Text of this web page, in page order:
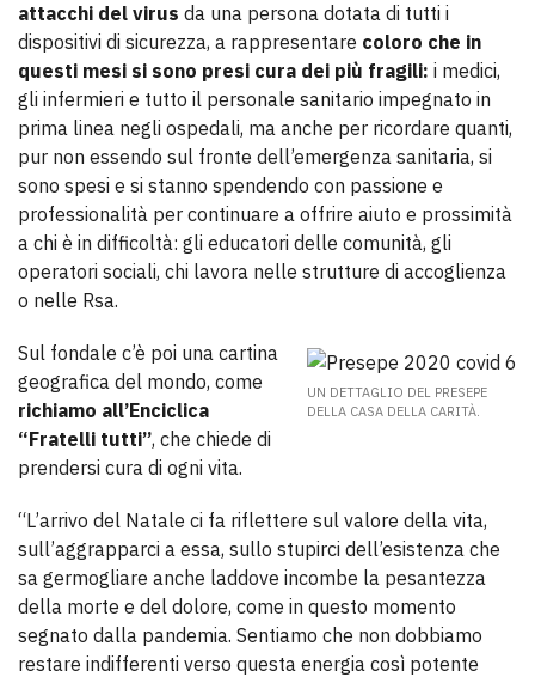
attacchi del virus da una persona dotata di tutti i
dispositivi di sicurezza, a rappresentare coloro che in
questi mesi si sono presi cura dei più fragili: i medici,
gli infermieri e tutto il personale sanitario impegnato in
prima linea negli ospedali, ma anche per ricordare quanti,
pur non essendo sul fronte dell’emergenza sanitaria, si
sono spesi e si stanno spendendo con passione e
professionalità per continuare a offrire aiuto e prossimità
a chi è in difficoltà: gli educatori delle comunità, gli
operatori sociali, chi lavora nelle strutture di accoglienza
o nelle Rsa.
UN DETTAGLIO DEL PRESEPE
DELLA CASA DELLA CARITÀ.
Sul fondale c’è poi una cartina
geografica del mondo, come
richiamo all’Enciclica
“Fratelli tutti”, che chiede di
prendersi cura di ogni vita.
“L’arrivo del Natale ci fa riflettere sul valore della vita,
sull’aggrapparci a essa, sullo stupirci dell’esistenza che
sa germogliare anche laddove incombe la pesantezza
della morte e del dolore, come in questo momento
segnato dalla pandemia. Sentiamo che non dobbiamo
restare indifferenti verso questa energia così potente